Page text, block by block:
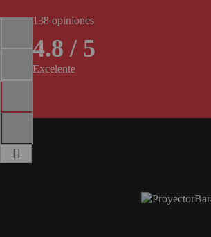
PROYECTOR FULLHD Y HD
PROYECTOR CON TDT
PROYECTOR CON WIFI
ULTRA CORTO
138 opiniones
4.8 / 5
Excelente